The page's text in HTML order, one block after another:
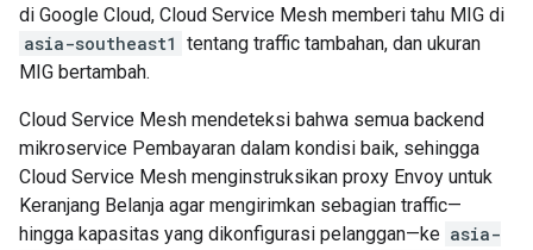
di Google Cloud, Cloud Service Mesh memberi tahu MIG di
asia-southeast1 tentang traffic tambahan, dan ukuran
MIG bertambah.
Cloud Service Mesh mendeteksi bahwa semua backend
mikroservice Pembayaran dalam kondisi baik, sehingga
Cloud Service Mesh menginstruksikan proxy Envoy untuk
Keranjang Belanja agar mengirimkan sebagian traffic—
hingga kapasitas yang dikonfigurasi pelanggan—ke asia-